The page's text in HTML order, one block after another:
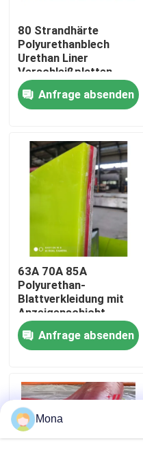
Startseite
Produkte
Videos
Über uns
Fabrik Tour
Qualitätskontrolle
Kontakt
Keramische
Tonerde-keramische
80 Strandhärte
Polyurethanblech
Urethan Liner
Verschleißplatten
Anfrage absenden
63A 70A 85A
Polyurethan-
Blattverkleidung mit
Anzeigenschicht
Anfrage absenden
Mona